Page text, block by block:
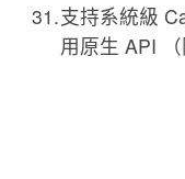
支持系統級
用原生 API